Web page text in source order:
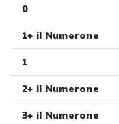
0
1+ il Numerone
1
2+ il Numerone
3+ il Numerone